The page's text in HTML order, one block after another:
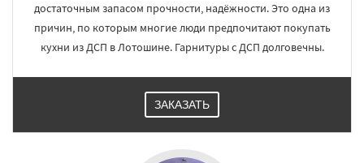
Малаховка Менделеевск
Михнево
Монино Нахабино Некрасовское
Обухово Октябрьский Правдинский
Северный Софрино Томилино Тучково
Фосфоритный
Черкизово Черусти
достаточным запасом прочности, надёжности. Это одна из
причин, по которым многие люди предпочитают покупать
кухни из ДСП в Лотошине. Гарнитуры с ДСП долговечны.
ЗАКАЗАТЬ
Даю согласие на обработку персональных данных